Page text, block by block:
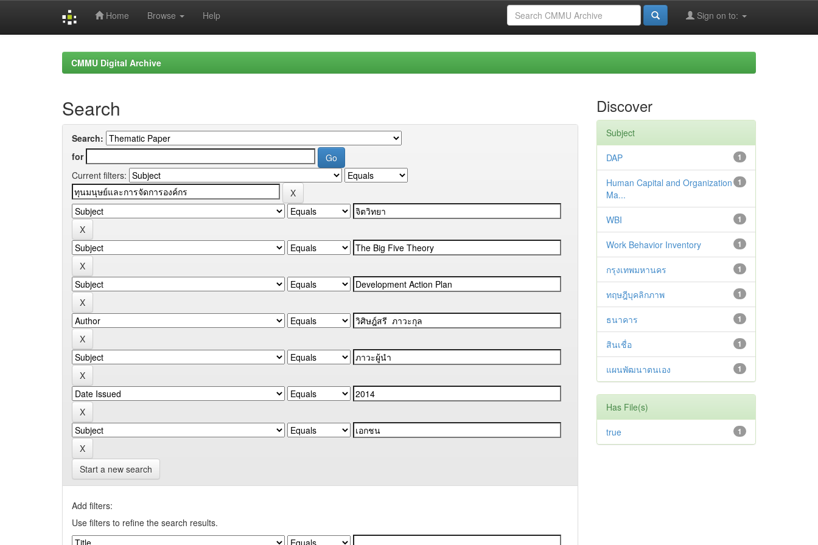
Home Browse Help Sign on to:
CMMU Digital Archive
Search
Search:
for
Current filters:
Start a new search
Add filters:
Use filters to refine the search results.
Discover
Subject
1
DAP
1
Human Capital and Organization
Ma...
1
WBI
1
Work Behavior Inventory
1
กรุงเทพมหานคร
1
ทฤษฎีบุคลิกภาพ
1
ธนาคาร
1
สินเชื่อ
1
แผนพัฒนาตนเอง
Has File(s)
1
true